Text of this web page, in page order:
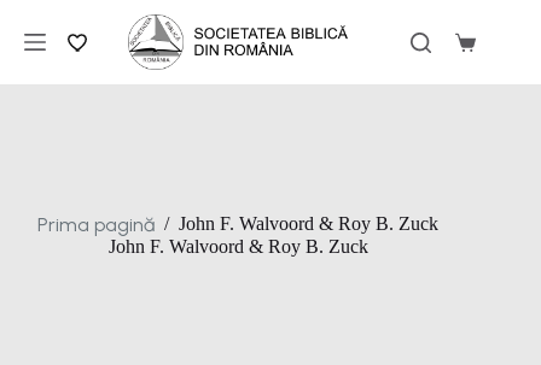
conținut
Coș
Prima pagină / John F. Walvoord & Roy B. Zuck
John F. Walvoord & Roy B. Zuck